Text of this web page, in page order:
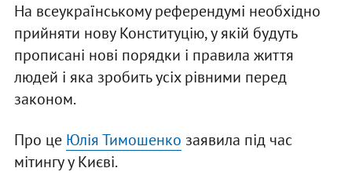
На всеукраїнському референдумі необхідно
прийняти нову Конституцію, у якій будуть
прописані нові порядки і правила життя
людей і яка зробить усіх рівними перед
законом.
Про це Юлія Тимошенко заявила під час
мітингу у Києві.